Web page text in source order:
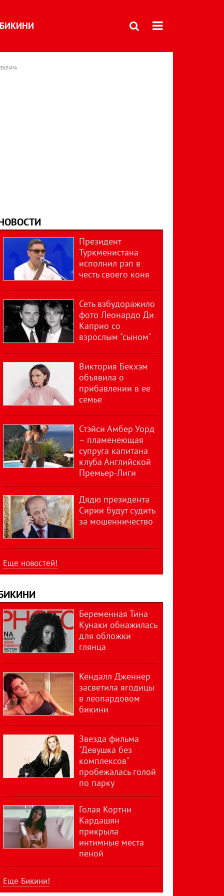
БИКИНИ
Президент
Туркменистана
исполнил рэп в
честь своего коня
Сеть взбудоражило
фото Леонардо Ди
Каприо со
взрослым "сыном"
Виктория Бекхэм
объявила о
прибавлении в ее
семье
Стэйси Амбер Уорд
– пламенеющая
супруга капитана
клуба Английской
Премьер-Лиги
Дядю президента
Сирии будут судить
за мошенничество
Еще новостей!
Беременная Тина
Кунаки обнажилась
для обложки
глянца
Кендалл Дженнер
засветила ягодицы
в леопардовом
бикини
Звезда фильма
"Девушка без
комплексов"
пробежалась голой
по парку
Голая Кортни
Кардашян
прикрыла
интимные места
пеной
Еще Бикини!